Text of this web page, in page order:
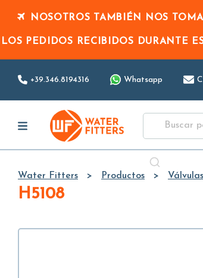
NOSOTROS TAMBIÉN NOS
LOS PEDIDOS RECIBIDOS DURANTE
+39.346.8194316 Whatsapp
Water Fitters Productos
H5108